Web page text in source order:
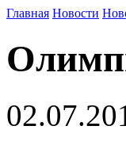
Главная Новости